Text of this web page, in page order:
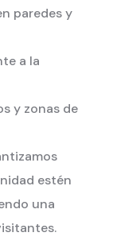
paredes y
a la
y zonas de
estén
una